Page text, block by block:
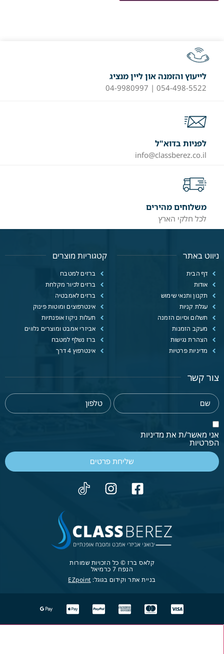
לייעוץ והזמנה און ליין מנציג
054-498-5522 | 04-9980997
לפניות בדוא"ל
info@classberez.co.il
משלוחים מהירים
לכל חלקי הארץ
ניווט באתר
דף הבית
אודות
תקנון ותנאי שימוש
עגלת קניות
תשלום וסיום הזמנה
מעקב הזמנות
הצהרת נגישות
מדיניות פרטיות
קטגוריות מוצרים
ברזים למטבח
ברזים לכיור מקלחת
ברזים לאמבטיה
אינטרפוצים ומוטות פינוק
תעלות ניקוז אופנתיות
אביזרי אמבט ומוצרים נלווים
ברז נשלף למטבח
אינטרפוץ 4 דרך
צור קשר
אני מאשר/ת את מדיניות
הפרטיות
שליחת פרטים
קלאס ברז © כל הזכויות שמורות
הנפח 7 כרמיאל
בניית אתר וקידום בגוגל: EZpoint